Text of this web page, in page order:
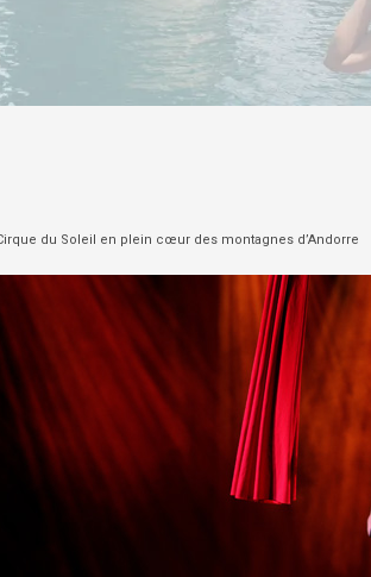
du Soleil en plein cœur des montagnes d’Andorre